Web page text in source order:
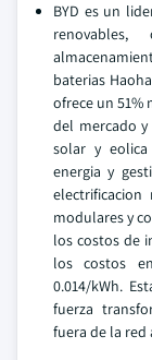
BYD es un
renovables,
baterias
ofrece un 51%
del mercado y
solar y eolica
energia y
modulares y
los costos de
los costos
0.014/kWh.
fuerza
fuera de la red